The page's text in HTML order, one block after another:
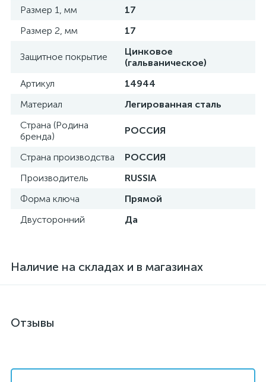
Размер 1, мм
17
Размер 2, мм
17
Защитное покрытие
Цинковое
(гальваническое)
Артикул
14944
Материал
Легированная сталь
Страна (Родина
бренда)
РОССИЯ
Страна производства
РОССИЯ
Производитель
RUSSIA
Форма ключа
Прямой
Двусторонний
Да
Наличие на складах и в магазинах
Отзывы